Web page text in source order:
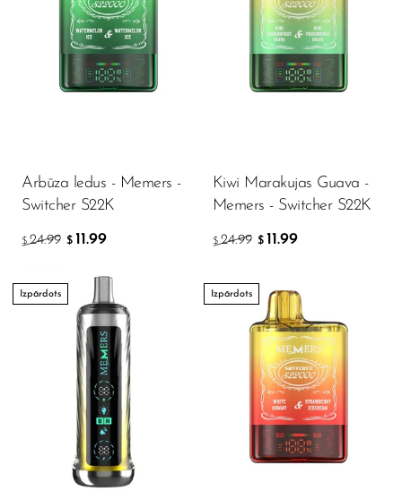
Lucid Charge
Luffbar
Memers
Monster Vape Labs
MTRX
Nexa
NIKO Bar
North
Off-Stamp
Olit Hookah
Orion
Arbūza ledus - Memers -
Switcher S22K
$ 24.99 $ 11.99
Kiwi Marakujas Guava -
Memers - Switcher S22K
$ 24.99 $ 11.99
Izpārdots Izpārdots